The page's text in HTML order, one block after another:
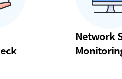
Network